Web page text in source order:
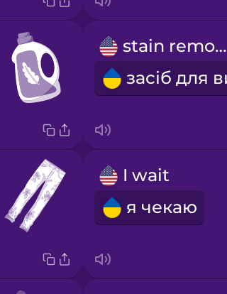
stain remover
I wait
я чекаю